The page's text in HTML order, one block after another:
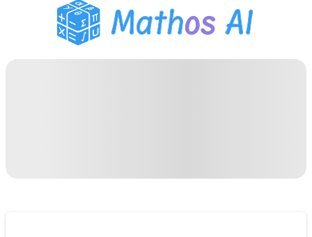
PDF Hausaufgaben-Helfer
Lernwerkzeuge